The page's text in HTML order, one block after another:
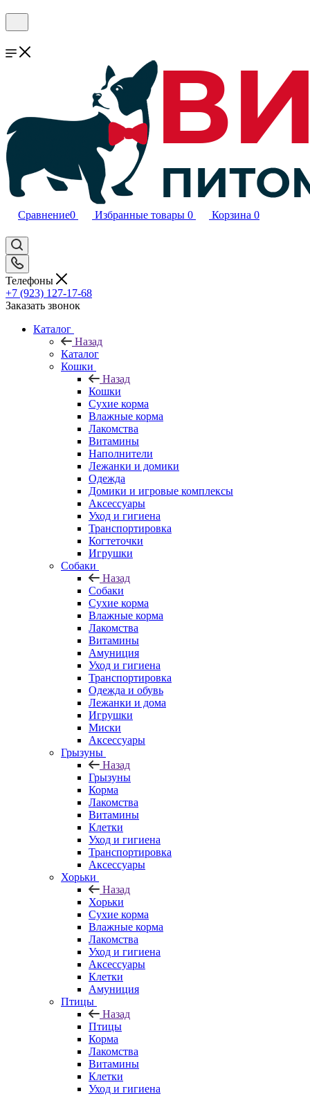
Сравнение0 Избранные товары 0 Корзина 0
Телефоны
+7 (923) 127-17-68
Заказать звонок
Каталог
Назад
Каталог
Кошки
Назад
Кошки
Сухие корма
Влажные корма
Лакомства
Витамины
Наполнители
Лежанки и домики
Одежда
Домики и игровые комплексы
Аксессуары
Уход и гигиена
Транспортировка
Когтеточки
Игрушки
Собаки
Назад
Собаки
Сухие корма
Влажные корма
Лакомства
Витамины
Амуниция
Уход и гигиена
Транспортировка
Одежда и обувь
Лежанки и дома
Игрушки
Миски
Аксессуары
Грызуны
Назад
Грызуны
Корма
Лакомства
Витамины
Клетки
Уход и гигиена
Транспортировка
Аксессуары
Хорьки
Назад
Хорьки
Сухие корма
Влажные корма
Лакомства
Уход и гигиена
Аксессуары
Клетки
Амуниция
Птицы
Назад
Птицы
Корма
Лакомства
Витамины
Клетки
Уход и гигиена